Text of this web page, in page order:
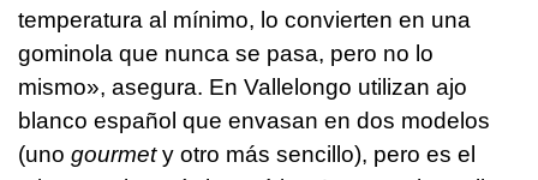
temperatura al mínimo, lo convierten en una
gominola que nunca se pasa, pero no lo
mismo», asegura. En Vallelongo utilizan ajo
blanco español que envasan en dos modelos
(uno gourmety otro más sencillo), pero es el